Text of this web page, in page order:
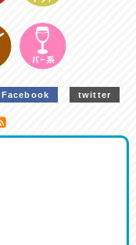
Facebook twitter